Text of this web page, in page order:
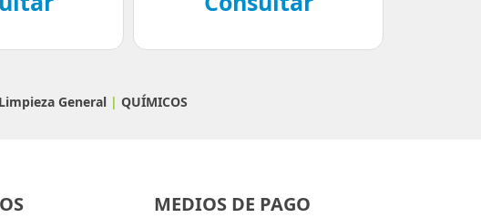
Limpieza General | QUÍMICOS
MEDIOS DE PAGO